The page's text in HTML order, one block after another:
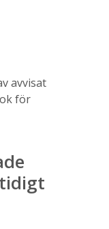
avvisat
för